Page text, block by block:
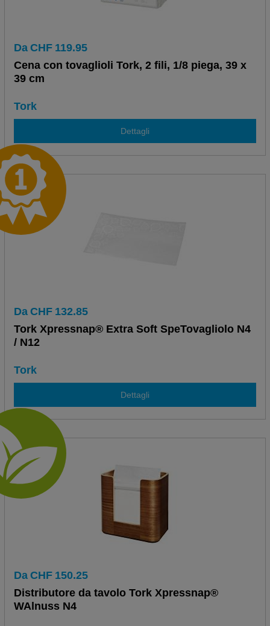
Da CHF 119.95
Cena con tovaglioli Tork, 2 fili, 1/8 piega, 39 x
39 cm
Tork
Dettagli
Da CHF 132.85
Tork Xpressnap® Extra Soft SpeTovagliolo N4
/ N12
Tork
Dettagli
Da CHF 150.25
Distributore da tavolo Tork Xpressnap®
WAlnuss N4